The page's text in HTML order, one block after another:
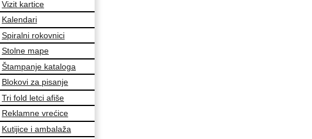
Vizit kartice
Kalendari
Spiralni rokovnici
Stolne mape
Štampanje kataloga
Blokovi za pisanje
Tri fold letci afiše
Reklamne vrećice
Kutijice i ambalaža